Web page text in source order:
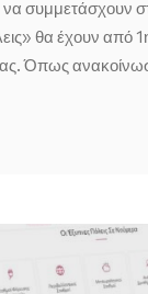
να συμμετάσχουν
θα έχουν από
Όπως